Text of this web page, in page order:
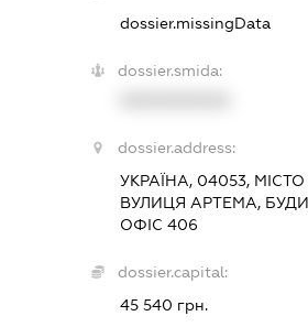
dossier.missingData
dossier.smida:
dossier.address:
УКРАЇНА, 04053, МІСТО
ВУЛИЦЯ АРТЕМА,
ОФІС 406
dossier.capital:
45 540 грн.